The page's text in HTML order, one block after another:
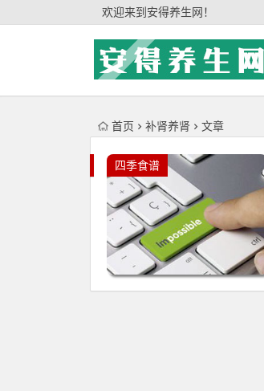
欢迎来到安得养生网！
首页 补肾养肾 文章
四季食谱